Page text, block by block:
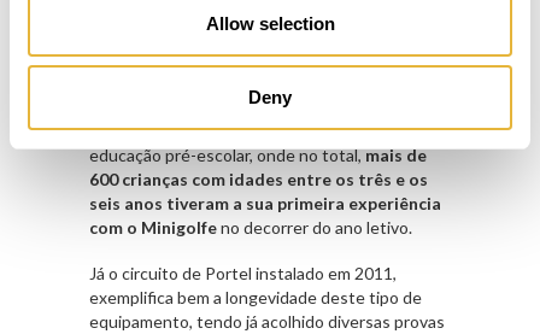
Allow selection
Deny
recentes são os de
Tarouca S. Pedro do Sul
que viram no Minigolfe a
alternativa perfeita para a sua comunidade.
Mas não fica por aqui. O Município de Albergaria
também recentementelevouo Minigolfe à
educação pré-escolar, onde no total,mais de
600 crianças com idades entre os três e os
seis anos tiveram a sua primeira experiência
com o Minigolfeno decorrer do ano letivo.
Já o circuito de Portel instalado em 2011,
exemplifica bem a longevidade deste tipo de
equipamento, tendo já acolhido diversas provas